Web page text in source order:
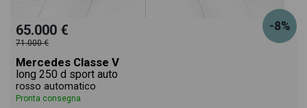
-8%
65.000 €
71.000 €
Mercedes Classe V
long 250 d sport auto
rosso automatico
Pronta consegna